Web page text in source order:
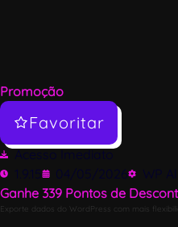
Promoção
Favoritar
Acesso Imediato
1.9.15
04/05/2026
WP
Ganhe 339 Pontos de
Exporte dados do WordPress com mais